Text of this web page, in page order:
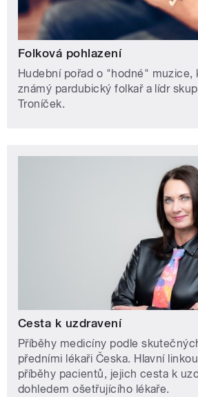
Folková pohlazení
Hudební pořad o "hodné" muzice,
známý pardubický folkař a lídr
Troníček.
Cesta k uzdravení
Příběhy medicíny podle
předními lékaři Česka. Hlavní
příběhy pacientů, jejich cesta k
dohledem ošetřujícího lékaře.